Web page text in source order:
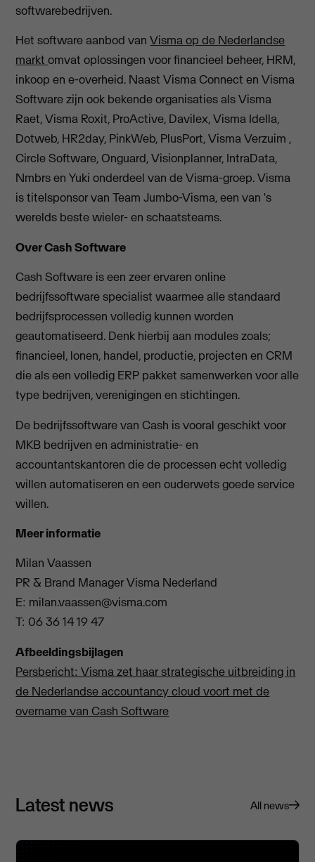
softwarebedrijven.
Het software aanbod vanVisma op de Nederlandse
marktomvat oplossingen voor financieel beheer, HRM,
inkoop en e-overheid. Naast Visma Connect en Visma
Software zijn ook bekende organisaties als Visma
Raet, Visma Roxit, ProActive, Davilex, Visma Idella,
Dotweb, HR2day, PinkWeb, PlusPort, Visma Verzuim ,
Circle Software, Onguard, Visionplanner, IntraData,
Nmbrs en Yuki onderdeel van de Visma-groep. Visma
is titelsponsor van Team Jumbo-Visma, een van 's
werelds beste wieler- en schaatsteams.
Over Cash Software
Cash Software is een zeer ervaren online
bedrijfssoftware specialist waarmee alle standaard
bedrijfsprocessen volledig kunnen worden
geautomatiseerd. Denk hierbij aan modules zoals;
financieel, lonen, handel, productie, projecten en CRM
die als een volledig ERP pakket samenwerken voor alle
type bedrijven, verenigingen en stichtingen.
De bedrijfssoftware van Cash is vooral geschikt voor
MKB bedrijven en administratie- en
accountantskantoren die de processen echt volledig
willen automatiseren en een ouderwets goede service
willen.
Meer informatie
Milan Vaassen
PR & Brand Manager Visma Nederland
E: milan.vaassen@visma.com
T: 06 36 14 19 47
Afbeeldingsbijlagen
Persbericht: Visma zet haar strategische uitbreiding in
de Nederlandse accountancy cloud voort met de
overname van Cash Software
Latest news All news